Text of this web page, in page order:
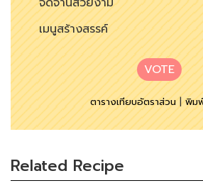
เมนูสร้างสรรค์
VOTE
ตารางเทียบอัตราส่วน|พิม
Related Recipe